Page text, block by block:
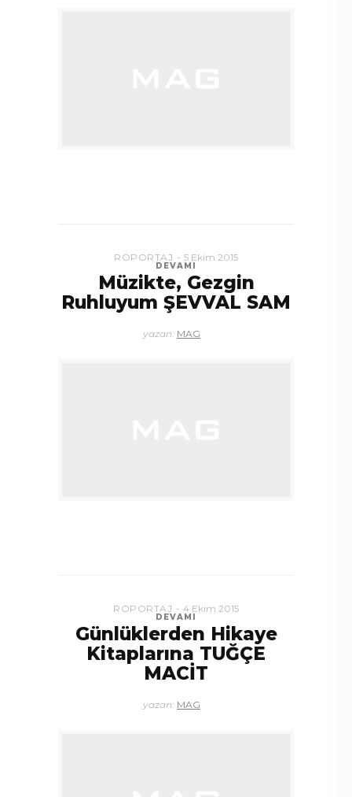
DEVAMI
RÖPORTAJ 5 Ekim 2015
Müzikte, Gezgin
Ruhluyum ŞEVVAL SAM
yazan: MAG
DEVAMI
RÖPORTAJ 4 Ekim 2015
Günlüklerden Hikaye
Kitaplarına TUĞÇE
MACİT
yazan: MAG